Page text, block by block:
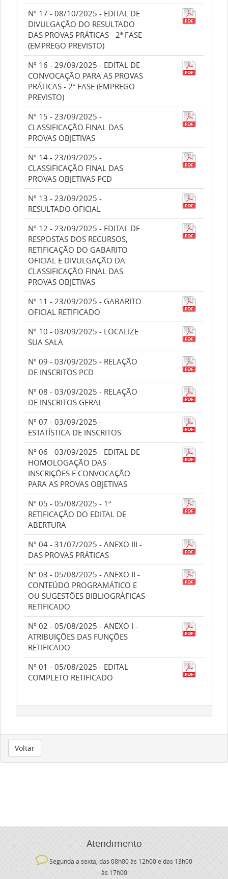
Nº 17 - 08/10/2025 - EDITAL DE
DIVULGAÇÃO DO RESULTADO
DAS PROVAS PRÁTICAS - 2ª FASE
(EMPREGO PREVISTO)
Nº 16 - 29/09/2025 - EDITAL DE
CONVOCAÇÃO PARA AS PROVAS
PRÁTICAS - 2ª FASE (EMPREGO
PREVISTO)
Nº 15 - 23/09/2025 -
CLASSIFICAÇÃO FINAL DAS
PROVAS OBJETIVAS
Nº 14 - 23/09/2025 -
CLASSIFICAÇÃO FINAL DAS
PROVAS OBJETIVAS PCD
Nº 13 - 23/09/2025 -
RESULTADO OFICIAL
Nº 12 - 23/09/2025 - EDITAL DE
RESPOSTAS DOS RECURSOS,
RETIFICAÇÃO DO GABARITO
OFICIAL E DIVULGAÇÃO DA
CLASSIFICAÇÃO FINAL DAS
PROVAS OBJETIVAS
Nº 11 - 23/09/2025 - GABARITO
OFICIAL RETIFICADO
Nº 10 - 03/09/2025 - LOCALIZE
SUA SALA
Nº 09 - 03/09/2025 - RELAÇÃO
DE INSCRITOS PCD
Nº 08 - 03/09/2025 - RELAÇÃO
DE INSCRITOS GERAL
Nº 07 - 03/09/2025 -
ESTATÍSTICA DE INSCRITOS
Nº 06 - 03/09/2025 - EDITAL DE
HOMOLOGAÇÃO DAS
INSCRIÇÕES E CONVOCAÇÃO
PARA AS PROVAS OBJETIVAS
Nº 05 - 05/08/2025 - 1ª
RETIFICAÇÃO DO EDITAL DE
ABERTURA
Nº 04 - 31/07/2025 - ANEXO III -
DAS PROVAS PRÁTICAS
Nº 03 - 05/08/2025 - ANEXO II -
CONTEÚDO PROGRAMÁTICO E
OU SUGESTÕES BIBLIOGRÁFICAS
RETIFICADO
Nº 02 - 05/08/2025 - ANEXO I -
ATRIBUIÇÕES DAS FUNÇÕES
RETIFICADO
Nº 01 - 05/08/2025 - EDITAL
COMPLETO RETIFICADO
Voltar
Atendimento
Segunda a sexta, das 08h00 às 12h00 e das 13h00
às 17h00